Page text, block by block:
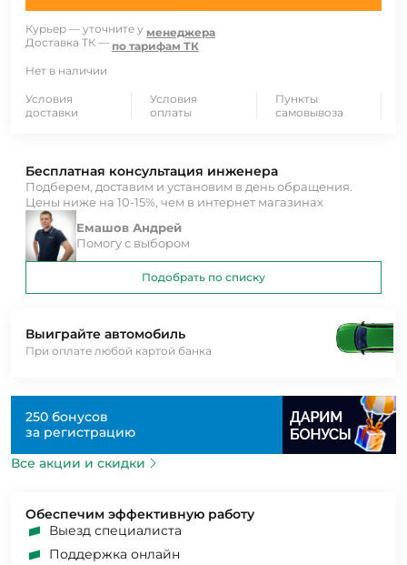
Курьер — уточните у менеджера
Доставка ТК — по тарифам ТК
Нет в наличии
Условия
доставки
Условия
оплаты
Пункты
самовывоза
Выиграйте автомобиль
При оплате любой картой банка
250 бонусов
за регистрацию
Все акции и скидки
Обеспечим эффективную работу
Выезд специалиста
Поддержка онлайн
Бесплатная консультация инженера
Подберем, доставим и установим в день обращения.
Цены ниже на 10-15%, чем в интернет магазинах
Емашов Андрей
Помогу с выбором
Подобрать по списку